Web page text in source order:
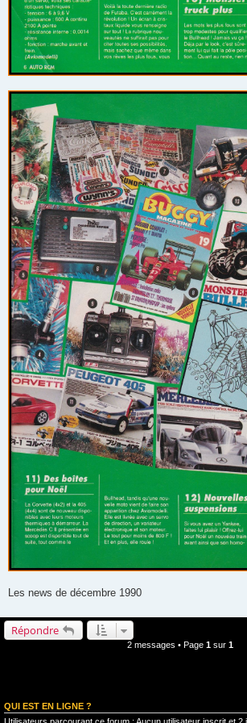
Les news de décembre 1990
Répondre
2 messages • Page 1 sur 1
QUI EST EN LIGNE ?